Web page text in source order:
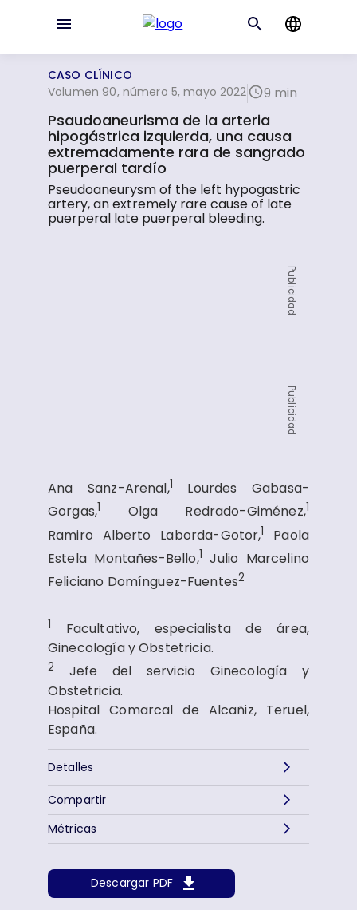
CASO CLÍNICO
Volumen 90, número 5, mayo 2022
9 min
Psaudoaneurisma de la arteria
hipogástrica izquierda, una causa
extremadamente rara de sangrado
puerperal tardío
Pseudoaneurysm of the left hypogastric
artery, an extremely rare cause of late
puerperal late puerperal bleeding.
Publicidad
Publicidad
Ana Sanz-Arenal,1
Lourdes Gabasa-
Gorgas,1 Olga Redrado-Giménez,1
Ramiro Alberto Laborda-Gotor,1
Paola
Estela Montañes-Bello,1 Julio Marcelino
Feliciano Domínguez-Fuentes2
1 Facultativo, especialista de área,
Ginecología y Obstetricia.
2 Jefe del servicio Ginecología y
Obstetricia.
Hospital Comarcal de Alcañiz, Teruel,
España.
Detalles
Descargar PDF
Métricas
Compartir